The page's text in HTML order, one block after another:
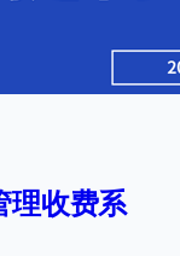
理收费系